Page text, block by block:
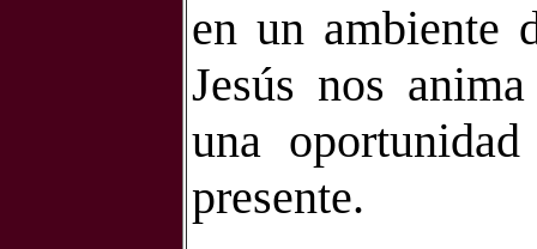
en un ambiente
Jesús nos
una
presente.